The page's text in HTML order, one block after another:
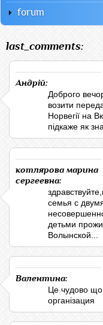
forum
last_comments:
Андрій:
Доброго
возити
Норвегії на
підкаже як
котлярова марина
сергеевна:
семья с
детьми
Волынской...
Валентина:
Це чудово що
організация